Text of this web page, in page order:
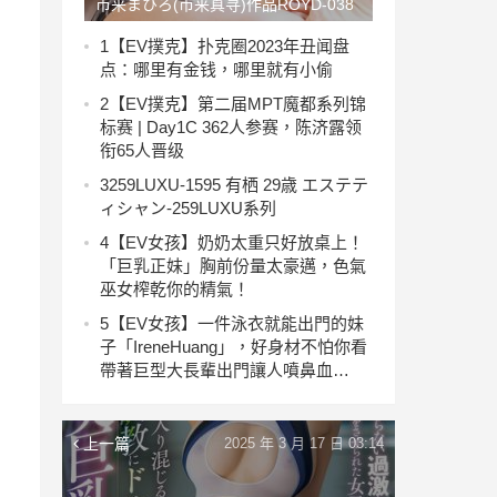
市来まひろ(市来真寻)作品ROYD-038
发布！第一次交男友的娇弱青梅竹马，
在5天内反复无套中出练习…【EV撲克
下載】
1 【EV撲克】扑克圈2023年丑闻盘
点：哪里有金钱，哪里就有小偷
2 【EV撲克】第二届MPT魔都系列锦
标赛 | Day1C ​362人参赛，陈济露领
衔65人晋级
3259LUXU-1595 有栖 29歳 エステテ
ィシャン-259LUXU系列
4 【EV女孩】奶奶太重只好放桌上！
「巨乳正妹」胸前份量太豪邁，色氣
巫女榨乾你的精氣！
5 【EV女孩】一件泳衣就能出門的妹
子「IreneHuang」，好身材不怕你看
帶著巨型大長輩出門讓人噴鼻血…
上一篇 2025 年 3 月 17 日 03:14